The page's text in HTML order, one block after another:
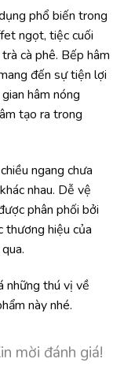
phổ biến trong
ngọt, tiệc cuối
cà phê. Bếp hâm
đến sự tiện lợi
hâm nóng
tạo ra trong
ngang chưa
nhau. Dễ vệ
phân phối bởi
thương hiệu của
những thú vị về
này nhé.
mời đánh giá!